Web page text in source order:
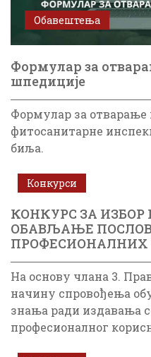
Обавештења
Формулар за
шпедиције
Формулар за отварање
фитосанитарне
биља.
Конкурси
КОНКУРС ЗА
ОБАВЉАЊЕ
На основу члана 3.
начину спровођења
знања ради издавања
професионалног